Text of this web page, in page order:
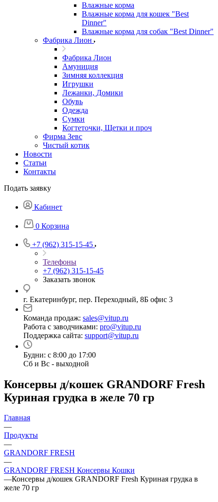
Влажные корма
Влажные корма для кошек "Best
Dinner"
Влажные корма для собак "Best Dinner"
Фабрика Лион
Фабрика Лион
Амуниция
Зимняя коллекция
Игрушки
Лежанки, Домики
Обувь
Одежда
Сумки
Когтеточки, Щетки и проч
Фирма Зевс
Чистый котик
Новости
Статьи
Контакты
Подать заявку
Кабинет
0 Корзина
+7 (962) 315-15-45
Телефоны
+7 (962) 315-15-45
Заказать звонок
г. Екатеринбург, пер. Переходный, 8Б офис 3
Команда продаж: sales@vitup.ru
Работа с заводчиками: pro@vitup.ru
Поддержка сайта: support@vitup.ru
Будни: с 8:00 до 17:00
Сб и Вс - выходной
Консервы д/кошек GRANDORF Fresh
Куриная грудка в желе 70 гр
Главная
—
Продукты
—
GRANDORF FRESH
—
GRANDORF FRESH Консервы Кошки
—Консервы д/кошек GRANDORF Fresh Куриная грудка в
желе 70 гр